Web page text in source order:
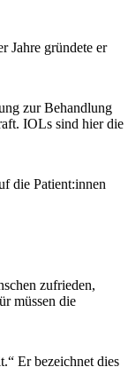
Jahre gründete er
zur Behandlung
IOLs sind hier die
die Patient:innen
zufrieden,
müssen die
Er bezeichnet dies